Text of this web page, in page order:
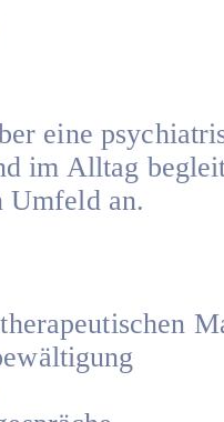
eine
im Alltag
Umfeld an.